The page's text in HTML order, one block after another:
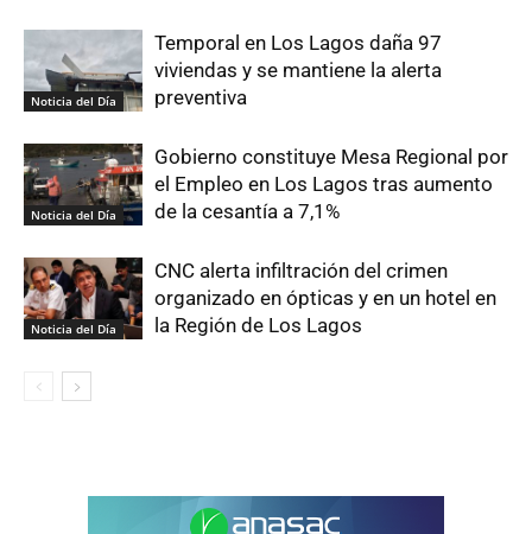
Noticia del Día
Temporal en Los Lagos daña 97
viviendas y se mantiene la alerta
preventiva
Noticia del Día
Gobierno constituye Mesa Regional por
el Empleo en Los Lagos tras aumento
de la cesantía a 7,1%
Noticia del Día
CNC alerta infiltración del crimen
organizado en ópticas y en un hotel en
la Región de Los Lagos